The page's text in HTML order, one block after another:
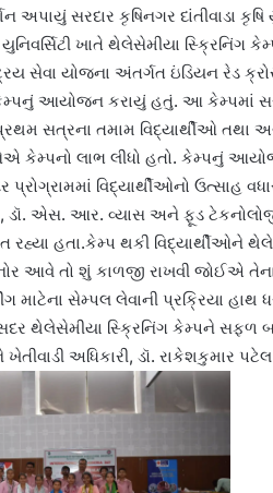
અપાયું સરદાર કૃષિનગર દાંતીવાડા કૃષિ
ખાતે થેલેસેમીયા સ્ક્રિનિંગ
સેવા યોજના અંતર્ગત ઇંડિયન રેડ
આયોજન કરાયું હતું. આ કેમ્પમાં
સત્રના તમામ વિદ્યાર્થીઓ તથા
કેમ્પનો લાભ લીધો હતો. કેમ્પનું
પ્રોગ્રામમાં વિદ્યાર્થીઓનો ઉત્સાહ
ડૉ. એસ. આર. વ્યાસ અને ફૂડ
રહ્યા હતા.કેમ્પ થકી વિદ્યાર્થીઓને
આવે તો શું કાળજી રાખવી જોઈએ
માટેના સેમ્પલ લેવાની પ્રક્રિયા હાથ
થેલેસેમીયા સ્ક્રિનિંગ કેમ્પને સફળ
ખેતીવાડી અધિકારી, ડૉ.